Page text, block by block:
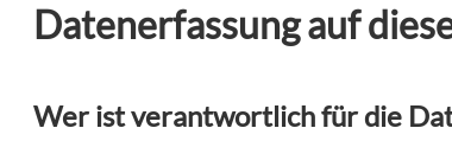
Datenerfassung auf
Wer ist verantwortlich für die